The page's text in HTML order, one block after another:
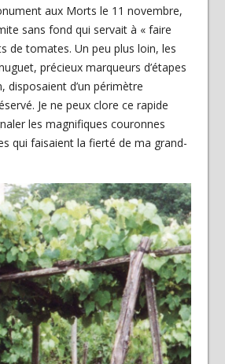
aux Morts le 11 novembre,
sans fond qui servait à « faire
de tomates. Un peu plus loin, les
précieux marqueurs d’étapes
disposaient d’un périmètre
Je ne peux clore ce rapide
les magnifiques couronnes
qui faisaient la fierté de ma grand-